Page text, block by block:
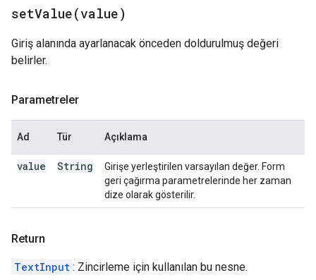
setValue(value)
Giriş alanında ayarlanacak önceden doldurulmuş değeri
belirler.
Parametreler
Ad Tür Açıklama
value String
Girişe yerleştirilen varsayılan değer. Form
geri çağırma parametrelerinde her zaman
dize olarak gösterilir.
Return
TextInput : Zincirleme için kullanılan bu nesne.